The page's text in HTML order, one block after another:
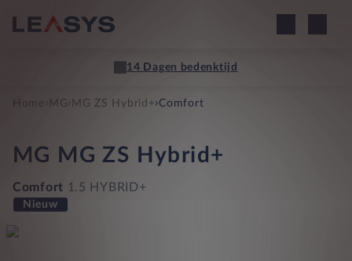
14 Dagen bedenktijd
Home › MG › MG ZS Hybrid+›Comfort
MG MG ZS Hybrid+
Comfort 1.5 HYBRID+
Nieuw